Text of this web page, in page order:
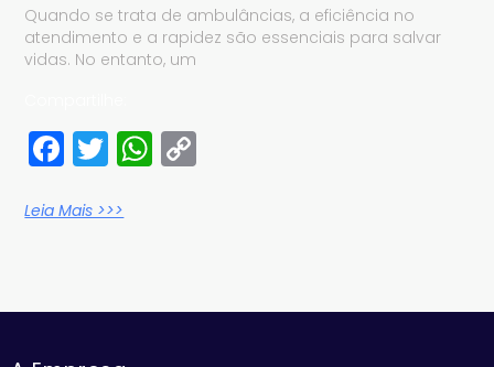
Quando se trata de ambulâncias, a eficiência no
atendimento e a rapidez são essenciais para salvar
vidas. No entanto, um
Facebook
TwitterWhatsApp
Leia Mais >>>